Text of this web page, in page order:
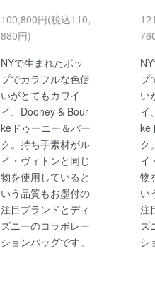
100,800円(税込110,
880円)
NYで生まれたポッ
プでカラフルな色使
いがとてもカワイ
イ、Dooney & Bour
keドゥーニー＆バー
ク。持ち手素材がル
イ・ヴィトンと同じ
物を使用していると
いう品質もお墨付の
注目ブランドとディ
ズニーのコラボレー
ションバッグです。
プ
い
イ
ke
ク
イ
物
い
注
ズ
シ